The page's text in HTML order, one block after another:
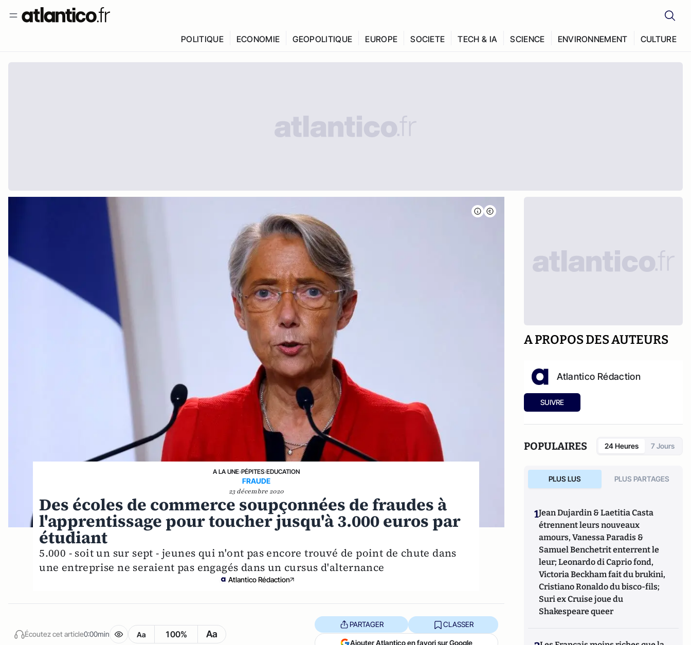
POLITIQUE ECONOMIE GEOPOLITIQUE EUROPE SOCIETE TECH & IA SCIENCE ENVIRONNEMENT CULTURE
A LA UNE›PÉPITES›EDUCATION
FRAUDE
23 décembre 2020
Des écoles de commerce soupçonnées de fraudes à
l'apprentissage pour toucher jusqu'à 3.000 euros par
étudiant
5.000 - soit un sur sept - jeunes qui n'ont pas encore trouvé de point de chute dans
une entreprise ne seraient pas engagés dans un cursus d'alternance
Atlantico Rédaction
Écoutez cet article0:00min Aa 100% Aa
PARTAGER CLASSER
Ajouter Atlantico en favori sur Google
A PROPOS DES AUTEURS
Atlantico Rédaction
SUIVRE
POPULAIRES 24 Heures 7 Jours
PLUS LUS PLUS PARTAGES
1Jean Dujardin & Laetitia Casta
étrennent leurs nouveaux
amours, Vanessa Paradis &
Samuel Benchetrit enterrent le
leur; Leonardo di Caprio fond,
Victoria Beckham fait du brukini,
Cristiano Ronaldo du bisco-fils;
Suri ex Cruise joue du
Shakespeare queer